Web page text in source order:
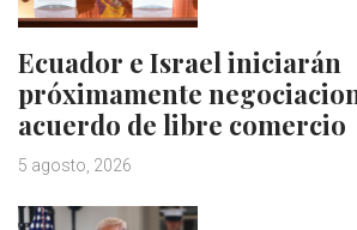
Ecuador e Israel iniciarán
próximamente
acuerdo de libre comercio
5 agosto, 2026